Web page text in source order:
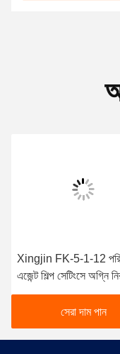
Xingjin FK-5-1-12
এজেন্ট শিল্প সেটিংসে অগ্নি
জন্য অপরিহার্য
সেরা দাম পান